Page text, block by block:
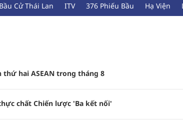
Cử Thái Lan ITV 376 Phiếu Bầu Hạ Viện
hai ASEAN trong tháng 8
chất Chiến lược 'Ba kết nối'